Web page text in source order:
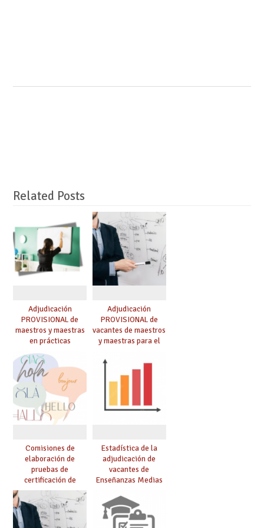
Related Posts
Adjudicación
PROVISIONAL de
maestros y maestras
en prácticas
Adjudicación
PROVISIONAL de
vacantes de maestros
y maestras para el
Comisiones de
elaboración de
pruebas de
certificación de
competencia
lingüística: publicada
resolución definitiva
Estadística de la
adjudicación de
vacantes de
Enseñanzas Medias